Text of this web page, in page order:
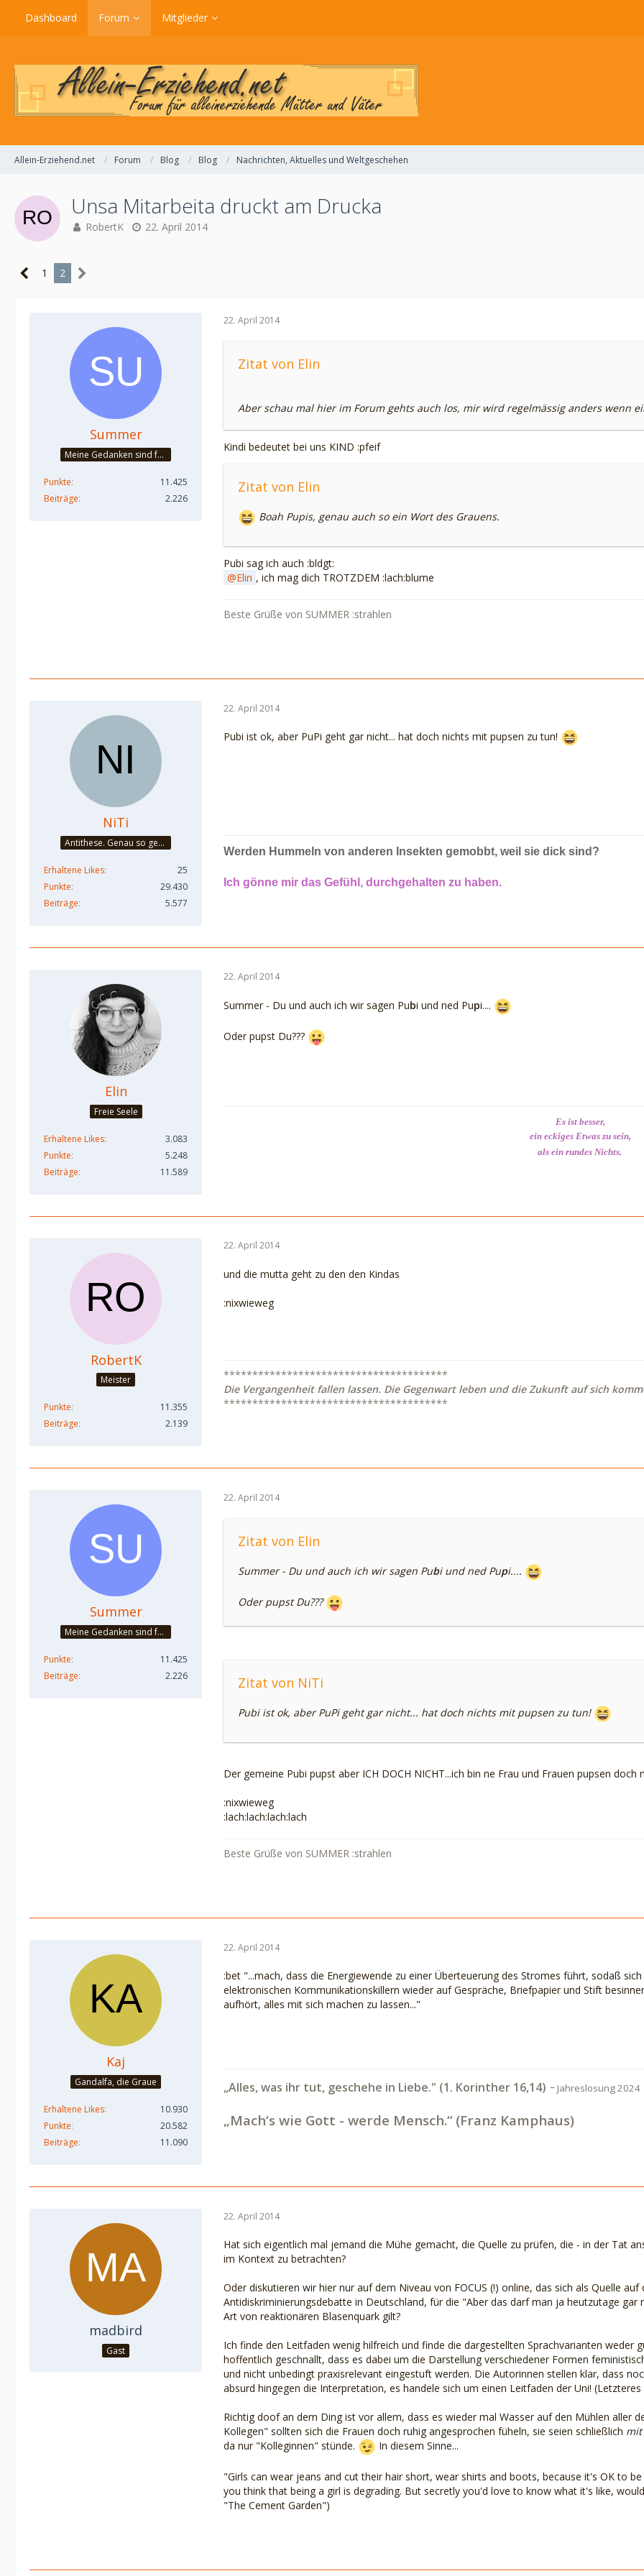
Dashboard Forum Mitglieder
Allein-Erziehend.net Forum Blog Blog Nachrichten, Aktuelles und Weltgeschehen
Unsa Mitarbeita druckt am Drucka
RobertK 22. April 2014
1 2
Summer
Meine Gedanken sind frei!
Punkte
11.425
Beiträge
2.226
22. April 2014
Zitat von Elin
Aber schau mal hier im Forum gehts auch los, mir wird regelmässig anders wenn
Kindi bedeutet bei uns KIND :pfeif
Zitat von Elin
Boah Pupis, genau auch so ein Wort des Grauens.
Pubi sag ich auch :bldgt:
Elin , ich mag dich TROTZDEM :lach:blume
Beste Grüße von SUMMER :strahlen
NiTi
Antithese. Genau so geht das. Und halbier dir doch mal!
Erhaltene Likes
25
Punkte
29.430
Beiträge
5.577
22. April 2014
Pubi ist ok, aber PuPi geht gar nicht... hat doch nichts mit pupsen zu tun!
Werden Hummeln von anderen Insekten gemobbt, weil sie dick sind?
Ich gönne mir das Gefühl, durchgehalten zu haben.
Elin
Freie Seele
Erhaltene Likes
3.083
Punkte
5.248
Beiträge
11.589
22. April 2014
Summer - Du und auch ich wir sagen Pubi und ned Pupi....
Oder pupst Du???
Es ist besser,
ein eckiges Etwas zu sein,
als ein rundes Nichts.
RobertK
Meister
Punkte
11.355
Beiträge
2.139
22. April 2014
und die mutta geht zu den den Kindas
:nixwieweg
***************************************
Die Vergangenheit fallen lassen. Die Gegenwart leben und die Zukunft auf sich
***************************************
Summer
Meine Gedanken sind frei!
Punkte
11.425
Beiträge
2.226
22. April 2014
Zitat von Elin
Summer - Du und auch ich wir sagen Pubi und ned Pupi....
Oder pupst Du???
Zitat von NiTi
Pubi ist ok, aber PuPi geht gar nicht... hat doch nichts mit pupsen zu tun!
Der gemeine Pubi pupst aber ICH DOCH NICHT...ich bin ne Frau und Frauen pupsen doch
:nixwieweg
:lach:lach:lach:lach
Beste Grüße von SUMMER :strahlen
Kaj
Gandalfa, die Graue
Erhaltene Likes
10.930
Punkte
20.582
Beiträge
11.090
22. April 2014
:bet "...mach, dass die Energiewende zu einer Überteuerung des Stromes führt, sodaß
elektronischen Kommunikationskillern wieder auf Gespräche, Briefpapier und Stift
aufhört, alles mit sich machen zu lassen..."
„Alles, was ihr tut, geschehe in Liebe." (1. Korinther 16,14) - Jahreslosung 2024
„Mach‘s wie Gott - werde Mensch.“ (Franz Kamphaus)
madbird
Gast
22. April 2014
Hat sich eigentlich mal jemand die Mühe gemacht, die Quelle zu prüfen, die - in der Tat
im Kontext zu betrachten?
Oder diskutieren wir hier nur auf dem Niveau von FOCUS (!) online, das sich als Quelle
Antidiskriminierungsdebatte in Deutschland, für die "Aber das darf man ja heutzutage
Art von reaktionären Blasenquark gilt?
Ich finde den Leitfaden wenig hilfreich und finde die dargestellten Sprachvarianten
hoffentlich geschnallt, dass es dabei um die Darstellung verschiedener Formen
und nicht unbedingt praxisrelevant eingestuft werden. Die Autorinnen stellen klar, dass
absurd hingegen die Interpretation, es handele sich um einen Leitfaden der Uni!
Richtig doof an dem Ding ist vor allem, dass es wieder mal Wasser auf den Mühlen aller
Kollegen" sollten sich die Frauen doch ruhig angesprochen füheln, sie seien schließlich mit
da nur "Kolleginnen" stünde.
In diesem Sinne...
"Girls can wear jeans and cut their hair short, wear shirts and boots, because it's OK to
you think that being a girl is degrading. But secretly you'd love to know what it's like,
"The Cement Garden")